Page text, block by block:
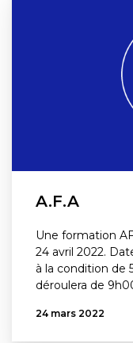
A.F.A
Une formation
24 avril 2022.
à la condition de
déroulera de
24 mars 2022